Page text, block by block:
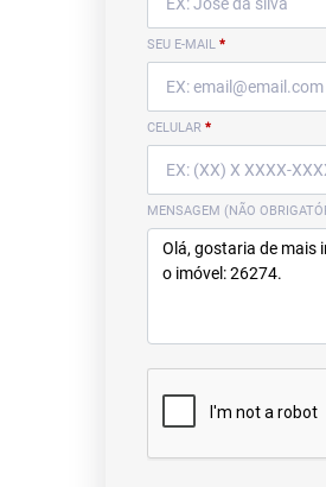
SEU E-MAIL *
CELULAR *
MENSAGEM (NÃO